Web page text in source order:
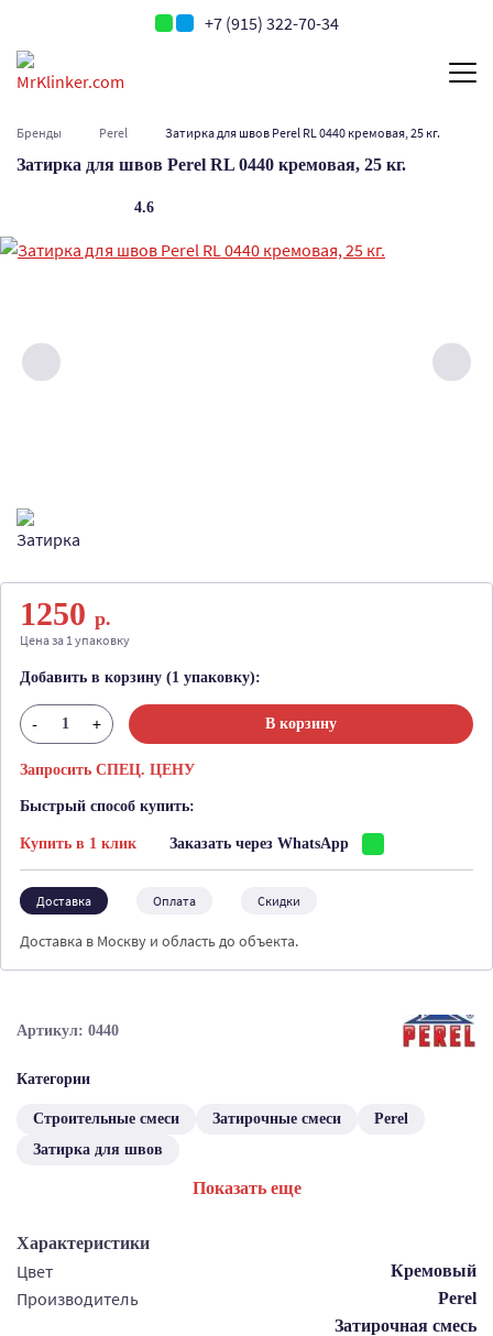
+7 (915) 322-70-34
Бренды Perel Затирка для швов Perel RL 0440 кремовая, 25 кг.
Затирка для швов Perel RL 0440 кремовая, 25 кг.
4.6
Артикул: 0440
Категории
Строительные смеси Затирочные смеси
Perel
Затирка для швов
Показать еще
Характеристики
Цвет Кремовый
Производитель
Perel
Затирочная смесь
1250 р.
Цена за 1 упаковку
Добавить в корзину (1 упаковку):
- + В корзину
Запросить СПЕЦ. ЦЕНУ
Быстрый способ купить:
Купить в 1 клик Заказать через WhatsApp
Доставка Оплата Скидки
Доставка в Москву и область до объекта.